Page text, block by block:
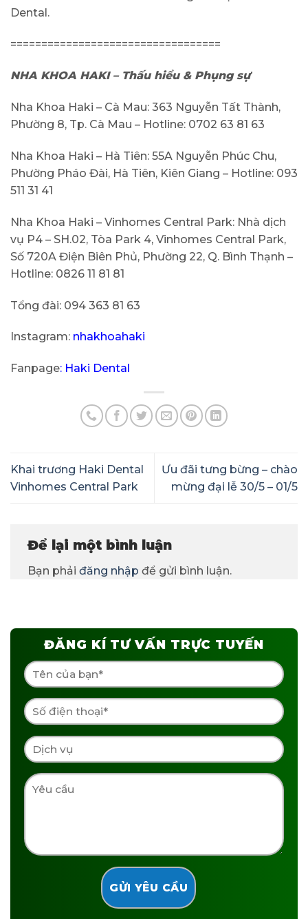
Dental.
==================================
NHA KHOA HAKI – Thấu hiểu & Phụng sự
Nha Khoa Haki – Cà Mau: 363 Nguyễn Tất Thành,
Phường 8, Tp. Cà Mau – Hotline: 0702 63 81 63
Nha Khoa Haki – Hà Tiên: 55A Nguyễn Phúc Chu,
Phường Pháo Đài, Hà Tiên, Kiên Giang – Hotline: 093
511 31 41
Nha Khoa Haki – Vinhomes Central Park: Nhà dịch
vụ P4 – SH.02, Tòa Park 4, Vinhomes Central Park,
Số 720A Điện Biên Phủ, Phường 22, Q. Bình Thạnh –
Hotline: 0826 11 81 81
Tổng đài: 094 363 81 63
Instagram: nhakhoahaki
Fanpage: Haki Dental
Khai trương Haki Dental
Vinhomes Central Park
Ưu đãi tưng bừng – chào
mừng đại lễ 30/5 – 01/5
Để lại một bình luận
Bạn phải đăng nhập để gửi bình luận.
ĐĂNG KÍ TƯ VẤN TRỰC TUYẾN